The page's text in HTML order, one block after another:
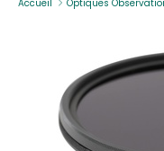
Accueil Optiques